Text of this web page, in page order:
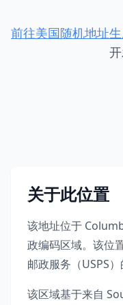
前往美国随机地址
关于此位置
该地址位于
政编码区域。该位
邮政服务（USPS）
该区域基于来自